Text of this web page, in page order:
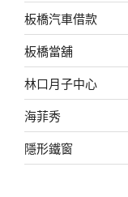
板橋汽車借款
板橋當舖
林口月子中心
海菲秀
隱形鐵窗